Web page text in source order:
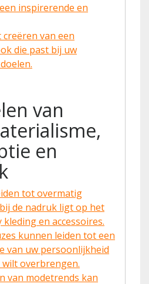
inspirerende en
van een
die past bij uw
van
en
tot overmatig
de nadruk ligt op het
en accessoires.
kunnen leiden tot een
van uw persoonlijkheid
overbrengen.
van modetrends kan